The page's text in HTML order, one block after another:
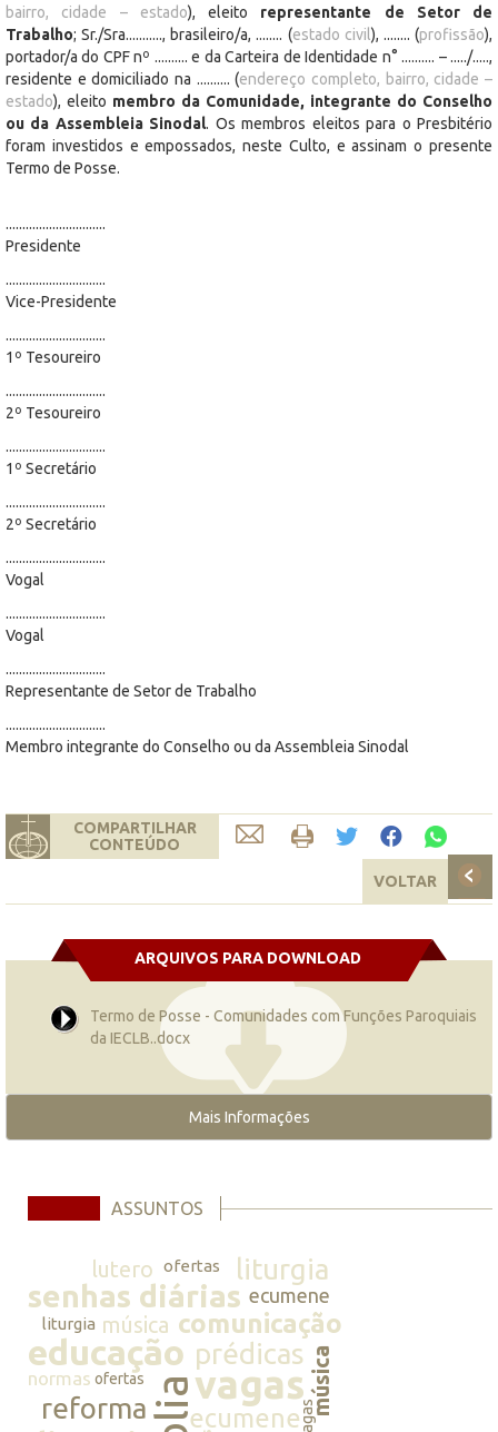
bairro, cidade – estado), eleito representante de Setor de
Trabalho; Sr./Sra..........., brasileiro/a, ........ (estado civil), ........ (profissão),
portador/a do CPF nº .......... e da Carteira de Identidade n° .......... – ...../.....,
residente e domiciliado na .......... (endereço completo, bairro, cidade –
estado), eleito membro da Comunidade, integrante do Conselho
ou da Assembleia Sinodal. Os membros eleitos para o Presbitério
foram investidos e empossados, neste Culto, e assinam o presente
Termo de Posse.
..............................
Presidente
..............................
Vice-Presidente
..............................
1º Tesoureiro
..............................
2º Tesoureiro
..............................
1º Secretário
..............................
2º Secretário
..............................
Vogal
..............................
Vogal
..............................
Representante de Setor de Trabalho
..............................
Membro integrante do Conselho ou da Assembleia Sinodal
COMPARTILHAR
CONTEÚDO
VOLTAR
ARQUIVOS PARA DOWNLOAD
Termo de Posse - Comunidades com Funções Paroquiais
da IECLB..docx
Mais Informações
ASSUNTOS
lutero ofertas liturgia
senhas diárias ecumene
liturgia música comunicação
educação prédicasmúsica
normas ofertas vagas
reforma ecumenevagas